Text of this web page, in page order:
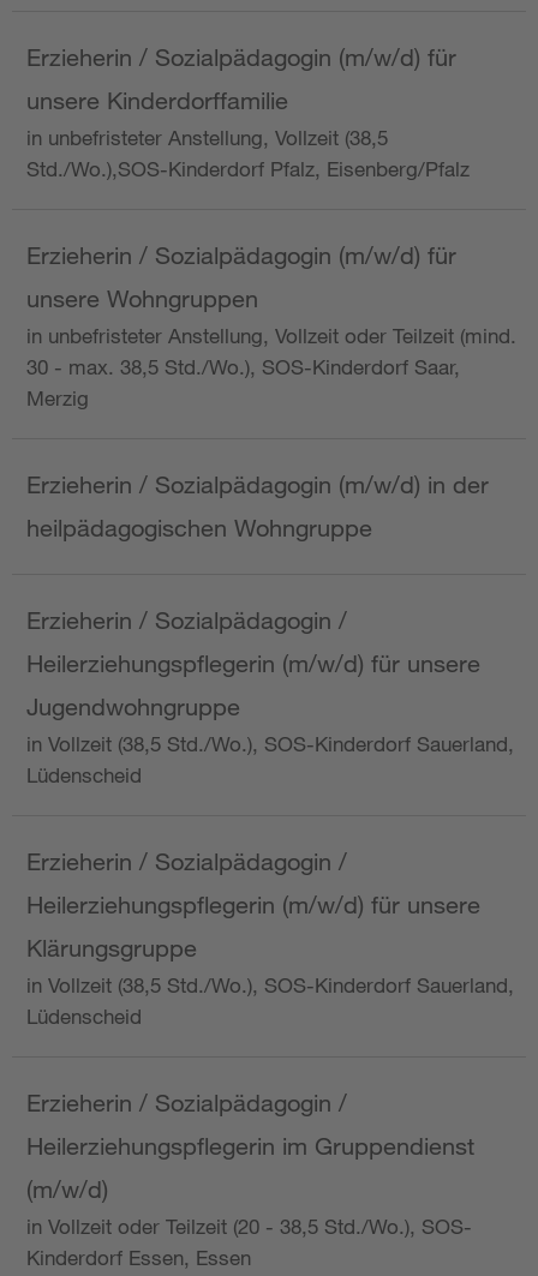
Erzieherin / Sozialpädagogin (m/w/d) für
unsere Kinderdorffamilie
in unbefristeter Anstellung, Vollzeit (38,5
Std./Wo.),SOS-Kinderdorf Pfalz, Eisenberg/Pfalz
Erzieherin / Sozialpädagogin (m/w/d) für
unsere Wohngruppen
in unbefristeter Anstellung, Vollzeit oder Teilzeit (mind.
30 - max. 38,5 Std./Wo.), SOS-Kinderdorf Saar,
Merzig
Erzieherin / Sozialpädagogin (m/w/d) in der
heilpädagogischen Wohngruppe
Erzieherin / Sozialpädagogin /
Heilerziehungspflegerin (m/w/d) für unsere
Jugendwohngruppe
in Vollzeit (38,5 Std./Wo.), SOS-Kinderdorf Sauerland,
Lüdenscheid
Erzieherin / Sozialpädagogin /
Heilerziehungspflegerin (m/w/d) für unsere
Klärungsgruppe
in Vollzeit (38,5 Std./Wo.), SOS-Kinderdorf Sauerland,
Lüdenscheid
Erzieherin / Sozialpädagogin /
Heilerziehungspflegerin im Gruppendienst
(m/w/d)
in Vollzeit oder Teilzeit (20 - 38,5 Std./Wo.), SOS-
Kinderdorf Essen, Essen